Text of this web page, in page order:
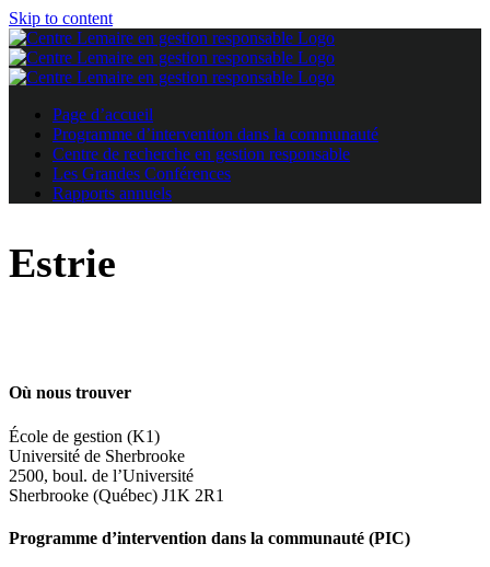
Skip to content
Page d’accueil
Programme d’intervention dans la communauté
Centre de recherche en gestion responsable
Les Grandes Conférences
Rapports annuels
Estrie
Où nous trouver
École de gestion (K1)
Université de Sherbrooke
2500, boul. de l’Université
Sherbrooke (Québec) J1K 2R1
Programme d’intervention dans la communauté (PIC)